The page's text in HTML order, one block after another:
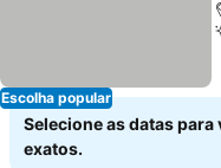
Escolha popular
Selecione as datas para
exatos.